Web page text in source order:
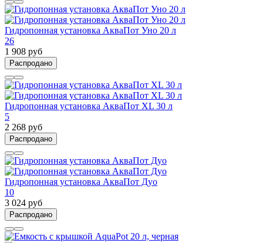
Гидропонная установка АкваПот Уно 20 л
26
1 908 руб
Распродано
Гидропонная установка АкваПот XL 30 л
5
2 268 руб
Распродано
Гидропонная установка АкваПот Дуо
10
3 024 руб
Распродано